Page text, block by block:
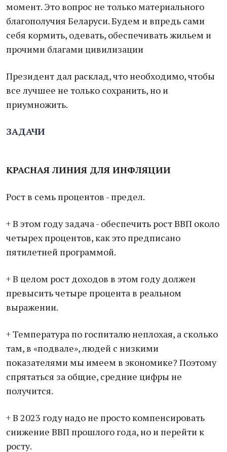
момент. Это вопрос не только материального
благополучия Беларуси. Будем и впредь сами
себя кормить, одевать, обеспечивать жильем и
прочими благами цивилизации
Президент дал расклад, что необходимо, чтобы
все лучшее не только сохранить, но и
приумножить.
ЗАДАЧИ
КРАСНАЯ ЛИНИЯ ДЛЯ ИНФЛЯЦИИ
Рост в семь процентов - предел.
+ В этом году задача - обеспечить рост ВВП около
четырех процентов, как это предписано
пятилетней программой.
+ В целом рост доходов в этом году должен
превысить четыре процента в реальном
выражении.
+ Температура по госпиталю неплохая, а сколько
там, в «подвале», людей с низкими
показателями мы имеем в экономике? Поэтому
спрятаться за общие, средние цифры не
получится.
+ В 2023 году надо не просто компенсировать
снижение ВВП прошлого года, но и перейти к
росту.